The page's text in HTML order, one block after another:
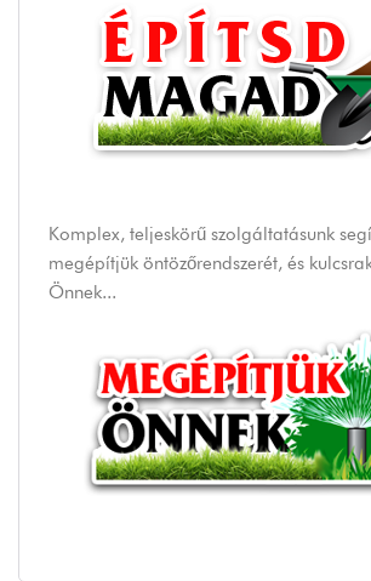
Komplex, teljeskörű szolgáltatásunk
megépítjük öntözőrendszerét, és
Önnek...